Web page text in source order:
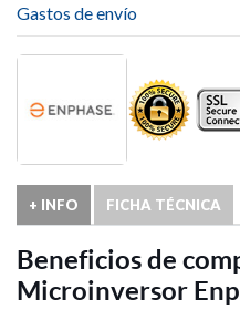
Gastos de envío
+ INFO FICHA TÉCNICA
Beneficios de
Microinversor